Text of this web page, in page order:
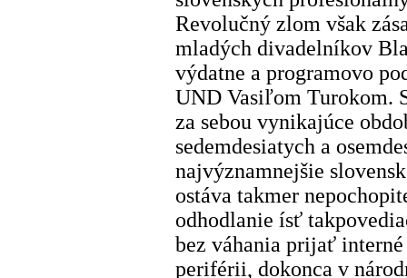
Revolučný zlom však
mladých divadelníkov
výdatne a programovo
UND Vasiľom Turokom.
za sebou vynikajúce
sedemdesiatych a
najvýznamnejšie
ostáva takmer
odhodlanie ísť
bez váhania prijať
periférii, dokonca v